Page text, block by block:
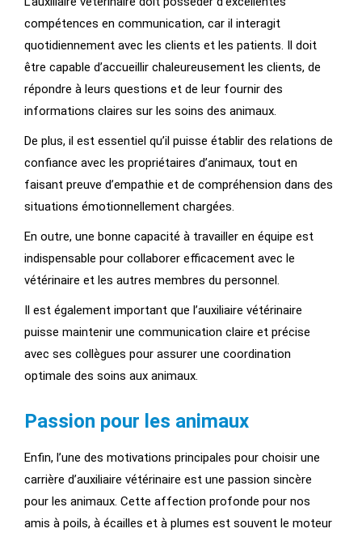
compétences en communication, car il interagit
quotidiennement avec les clients et les patients. Il doit
être capable d’accueillir chaleureusement les clients, de
répondre à leurs questions et de leur fournir des
informations claires sur les soins des animaux.
De plus, il est essentiel qu’il puisse établir des relations de
confiance avec les propriétaires d’animaux, tout en
faisant preuve d’empathie et de compréhension dans des
situations émotionnellement chargées.
En outre, une bonne capacité à travailler en équipe est
indispensable pour collaborer efficacement avec le
vétérinaire et les autres membres du personnel.
Il est également important que l’auxiliaire vétérinaire
puisse maintenir une communication claire et précise
avec ses collègues pour assurer une coordination
optimale des soins aux animaux.
Passion pour les animaux
Enfin, l’une des motivations principales pour choisir une
carrière d’auxiliaire vétérinaire est une passion sincère
pour les animaux. Cette affection profonde pour nos
amis à poils, à écailles et à plumes est souvent le moteur